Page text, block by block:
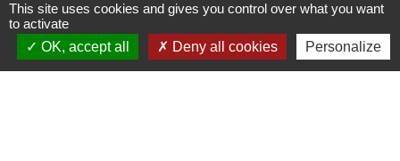
Préfecture de la Vendée
Vendée Grand Littoral
This site uses cookies and gives you control over what you want
to activate
OK, accept all
Deny all cookies Personalize